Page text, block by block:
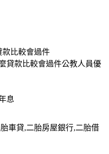
款比較會過件
貸款比較會過件公教人員優
息
車貸,二胎房屋銀行,二胎借